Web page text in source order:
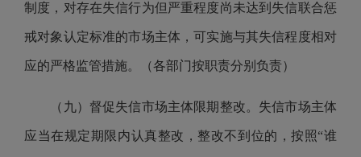
制度，对存在失信行为但严重程度尚未达到失信联合惩
戒对象认定标准的市场主体，可实施与其失信程度相对
应的严格监管措施。（各部门按职责分别负责）
（九）督促失信市场主体限期整改。失信市场主体
应当在规定期限内认真整改，整改不到位的，按照“谁